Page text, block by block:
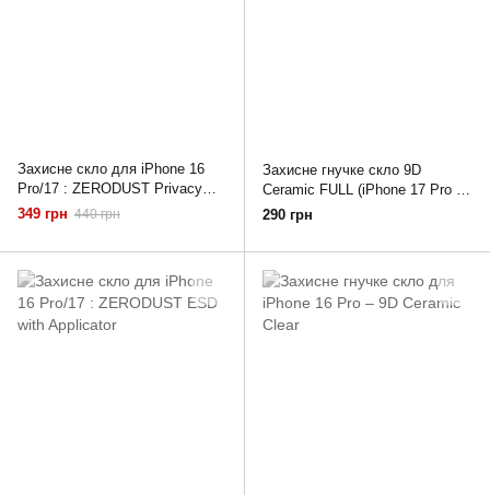
Захисне скло для iPhone 16
Pro/17 : ZERODUST Privacy
with Applicator
349 грн 440 грн
Захисне гнучке скло 9D
Ceramic FULL (iPhone 17 Pro /
17 / 16 Pro)
290 грн